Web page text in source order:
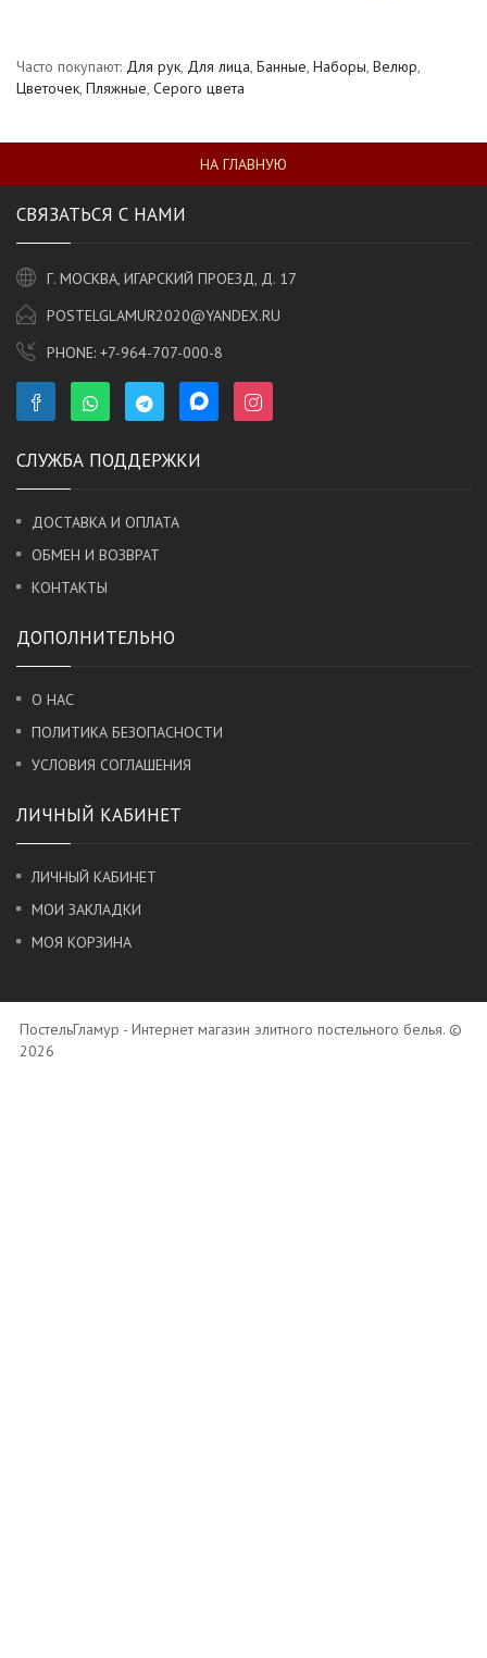
Часто покупают: Для рук, Для лица, Банные, Наборы, Велюр,
Цветочек, Пляжные, Серого цвета
НА ГЛАВНУЮ
СВЯЗАТЬСЯ С НАМИ
Г. МОСКВА, ИГАРСКИЙ ПРОЕЗД, Д. 17
POSTELGLAMUR2020@YANDEX.RU
PHONE: +7-964-707-000-8
СЛУЖБА ПОДДЕРЖКИ
ДОСТАВКА И ОПЛАТА
ОБМЕН И ВОЗВРАТ
КОНТАКТЫ
ДОПОЛНИТЕЛЬНО
О НАС
ПОЛИТИКА БЕЗОПАСНОСТИ
УСЛОВИЯ СОГЛАШЕНИЯ
ЛИЧНЫЙ КАБИНЕТ
ЛИЧНЫЙ КАБИНЕТ
МОИ ЗАКЛАДКИ
МОЯ КОРЗИНА
ПостельГламур - Интернет магазин элитного постельного белья. ©
2026